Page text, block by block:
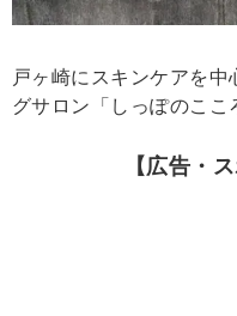
戸ヶ崎にスキンケアを
グサロン「しっぽのここ
【広告・